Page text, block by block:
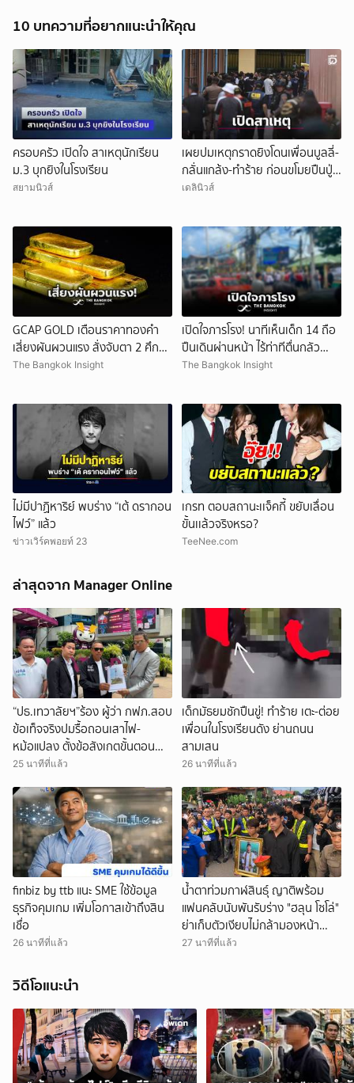
10 บทความที่อยากแนะนำให้คุณ
ครอบครัว เปิดใจ สาเหตุนักเรียน
ม.3 บุกยิงในโรงเรียน
สยามนิวส์
เผยปมเหตุกราดยิงโดนเพื่อนบูลลี่-
กลั่นแกล้ง-ทำร้าย ก่อนขโมยปืนปู่
ก่อเหตุ
เดลินิวส์
GCAP GOLD เตือนราคาทองคำ
เสี่ยงผันผวนแรง สั่งจับตา 2 ศึก
สำคัญ!
The Bangkok Insight
เปิดใจภารโรง! นาทีเห็นเด็ก 14 ถือ
ปืนเดินผ่านหน้า ไร้ท่าทีตื่นกลัว
ก่อนหลบตำรวจขึ้นอีกอาคาร
The Bangkok Insight
ไม่มีปาฏิหาริย์ พบร่าง “เต้ ดรากอน
ไฟว์” แล้ว
ข่าวเวิร์คพอยท์ 23
เกรท ตอบสถานะเเจ็คกี้ ขยับเลื่อน
ขั้นเเล้วจริงหรอ?
TeeNee.com
ล่าสุดจาก Manager Online
“ปธ.เทวาลัยฯ”ร้อง ผู้ว่า กฟภ.สอบ
ข้อเท็จจริงปมรื้อถอนเสาไฟ-
หม้อแปลง ตั้งข้อสังเกตขั้นตอน
การขอยกเลิกการใช้ไฟฟ้าไม่ชอบ
25 นาทีที่แล้ว
เด็กมัธยมชักปืนขู่! ทำร้าย เตะ-ต่อย
เพื่อนในโรงเรียนดัง ย่านถนน
สามเสน
26 นาทีที่แล้ว
finbiz by ttb แนะ SME ใช้ข้อมูล
ธุรกิจคุมเกม เพิ่มโอกาสเข้าถึงสิน
เชื่อ
26 นาทีที่แล้ว
น้ำตาท่วมกาฬสินธุ์ ญาติพร้อม
แฟนคลับนับพันรับร่าง "ฮลุน โซโล่"
ย่าเก็บตัวเงียบไม่กล้ามองหน้า
หลาน รับไม่ได้ต่อการจากไป
27 นาทีที่แล้ว
วิดีโอแนะนำ